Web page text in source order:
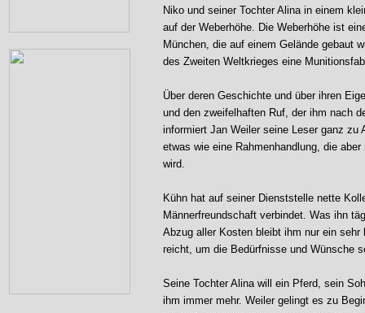
Niko und seiner Tochter Alina in einem
auf der Weberhöhe. Die Weberhöhe ist
München, die auf einem Gelände gebaut
des Zweiten Weltkrieges eine
Über deren Geschichte und über ihren
und den zweifelhaften Ruf, der ihm nach
informiert Jan Weiler seine Leser ganz
etwas wie eine Rahmenhandlung, die
wird.
Kühn hat auf seiner Dienststelle nette
Männerfreundschaft verbindet. Was ihn
Abzug aller Kosten bleibt ihm nur ein
reicht, um die Bedürfnisse und Wünsche
Seine Tochter Alina will ein Pferd, sein
ihm immer mehr. Weiler gelingt es zu